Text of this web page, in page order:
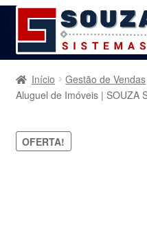
Pular
para
navegação
Pular
para
o
conteúdo
Home
Serviços
Início Gestão de Vendas
Aluguel de Imóveis | SOUZA
OFERTA!